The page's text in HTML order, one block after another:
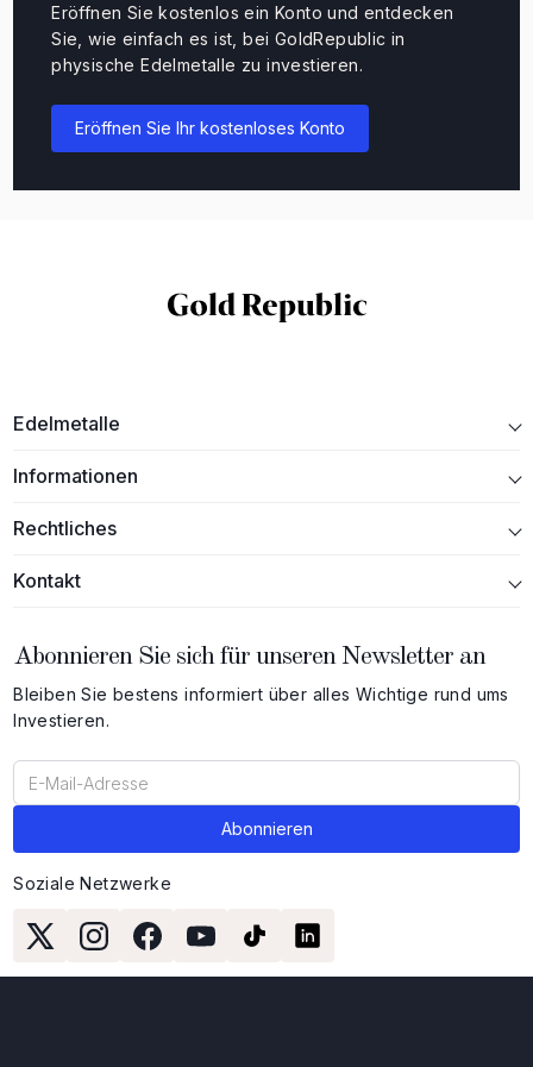
Eröffnen Sie kostenlos ein Konto und entdecken
Sie, wie einfach es ist, bei GoldRepublic in
physische Edelmetalle zu investieren.
Eröffnen Sie Ihr kostenloses Konto
Edelmetalle
Informationen
Rechtliches
Kontakt
Abonnieren Sie sich für unseren Newsletter an
Bleiben Sie bestens informiert über alles Wichtige rund ums
Investieren.
Soziale Netzwerke